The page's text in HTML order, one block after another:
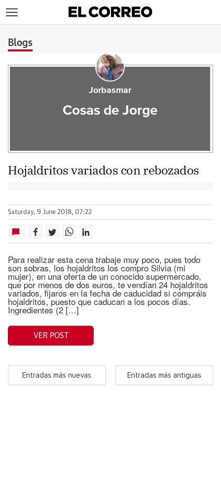
Blogs
Jorbasmar
Cosas de Jorge
Hojaldritos variados con rebozados
Saturday, 9 June 2018, 07:22
Para realizar esta cena trabaje muy poco, pues todo
son sobras, los hojaldritos los compro Silvia (mi
mujer), en una oferta de un conocido supermercado,
que por menos de dos euros, te vendían 24 hojaldritos
variados, fijaros en la fecha de caducidad si compráis
hojaldritos, puesto que caducan a los pocos días.
Ingredientes (2 […]
VER POST
Entradas más nuevas Entradas más antiguas